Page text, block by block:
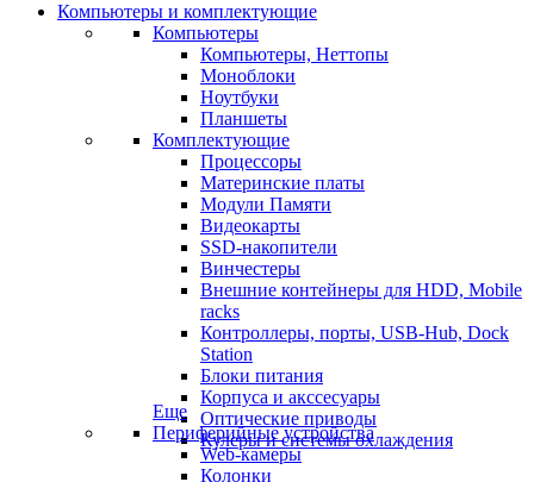
Компьютеры и комплектующие
Компьютеры
Компьютеры, Неттопы
Моноблоки
Ноутбуки
Планшеты
Комплектующие
Процессоры
Материнские платы
Модули Памяти
Видеокарты
SSD-накопители
Винчестеры
Внешние контейнеры для HDD, Mobile
racks
Контроллеры, порты, USB-Hub, Dock
Station
Блоки питания
Корпуса и акссесуары
Оптические приводы
Кулеры и системы охлаждения
Еще
Периферийные устройства
Web-камеры
Колонки